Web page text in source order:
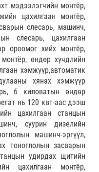
мэдээлэгчийн монтёр,
цахилгаан монтёр,
слесарь, машинч,
слесарь, цахилгаан
ороомог хийх монтёр,
өндөр хүчдлийн
хэмжүүр,автоматик
хянах хэмжүүр
6 киловатын өндөр
нь 120 квт-аас дээш
цахилгаан станцын
суурин дизелийн
машинч-эргүүл,
тоноглолын засварын
удирдах щитийн
цахилгаан монтёр,